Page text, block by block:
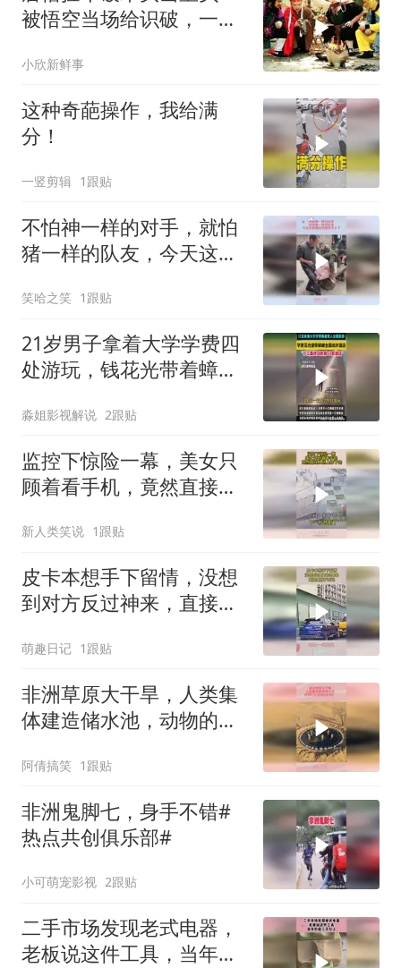
被悟空当场给识破，一点
小欣新鲜事
这种奇葩操作，我给满
分！
一竖剪辑 1跟贴
不怕神一样的对手，就怕
猪一样的队友，今天这顿
笑哈之笑 1跟贴
21岁男子拿着大学学费四
处游玩，钱花光带着蟑螂
淼姐影视解说 2跟贴
监控下惊险一幕，美女只
顾着看手机，竟然直接从
新人类笑说 1跟贴
皮卡本想手下留情，没想
到对方反过神来，直接置
萌趣日记 1跟贴
非洲草原大干旱，人类集
体建造储水池，动物的会
阿倩搞笑 1跟贴
非洲鬼脚七，身手不错#
热点共创俱乐部#
小可萌宠影视 2跟贴
二手市场发现老式电器，
老板说这件工具，当年价